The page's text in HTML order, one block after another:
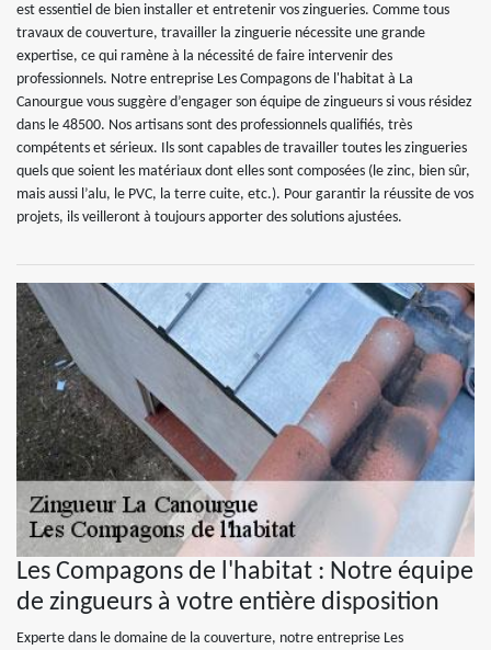
est essentiel de bien installer et entretenir vos zingueries. Comme tous
travaux de couverture, travailler la zinguerie nécessite une grande
expertise, ce qui ramène à la nécessité de faire intervenir des
professionnels. Notre entreprise Les Compagons de l'habitat à La
Canourgue vous suggère d’engager son équipe de zingueurs si vous résidez
dans le 48500. Nos artisans sont des professionnels qualifiés, très
compétents et sérieux. Ils sont capables de travailler toutes les zingueries
quels que soient les matériaux dont elles sont composées (le zinc, bien sûr,
mais aussi l’alu, le PVC, la terre cuite, etc.). Pour garantir la réussite de vos
projets, ils veilleront à toujours apporter des solutions ajustées.
Les Compagons de l'habitat : Notre équipe
de zingueurs à votre entière disposition
Experte dans le domaine de la couverture, notre entreprise Les